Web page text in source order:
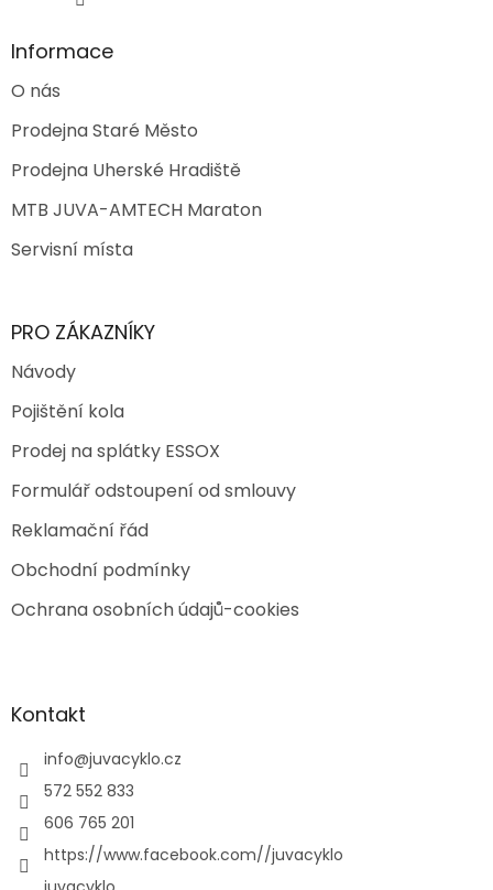
Informace
O nás
Prodejna Staré Město
Prodejna Uherské Hradiště
MTB JUVA-AMTECH Maraton
Servisní místa
PRO ZÁKAZNÍKY
Návody
Pojištění kola
Prodej na splátky ESSOX
Formulář odstoupení od smlouvy
Reklamační řád
Obchodní podmínky
Ochrana osobních údajů-cookies
Kontakt
info@juvacyklo.cz
572 552 833
606 765 201
https://www.facebook.com//juvacyklo